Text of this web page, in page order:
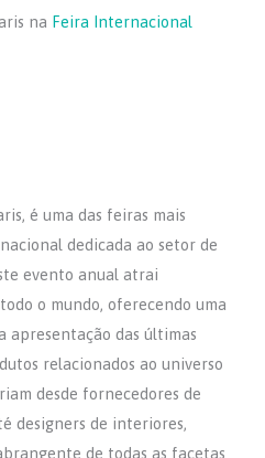
na Feira Internacional
é uma das feiras mais
dedicada ao setor de
evento anual atrai
o mundo, oferecendo uma
das últimas
relacionados ao universo
desde fornecedores de
designers de interiores,
de todas as facetas